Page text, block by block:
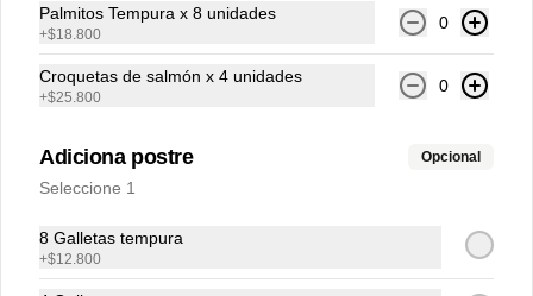
Conócenos
Zona de Delivery
Términos y condiciones
Política de privacidad
Redes sociales
Palmitos Tempura x 8 unidades
+$18.800
0
Croquetas de salmón x 4 unidades
+$25.800
0
Adiciona postre Opcional
Seleccione 1
8 Galletas tempura
+$12.800